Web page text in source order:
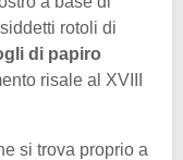
rotoli di
di papiro
risale al XVIII
si trova proprio a